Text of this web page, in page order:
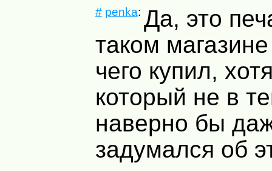
# penka: Да, это
таком
чего купил,
который не в
наверно бы
задумался об